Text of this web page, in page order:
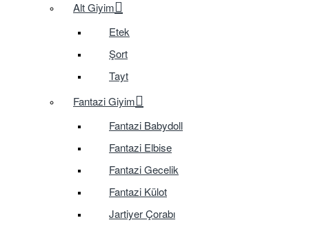
Alt Giyim
Etek
Şort
Tayt
Fantazi Giyim
Fantazi Babydoll
Fantazi Elbise
Fantazi Gecelik
Fantazi Külot
Jartiyer Çorabı